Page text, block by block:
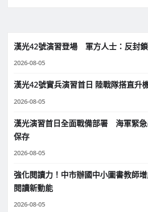
漢光42號演習登場 軍方人士：反封
2026-08-05
漢光42號實兵演習首日 陸戰隊搭直升
2026-08-05
漢光演習首日全面戰備部署 海軍緊
保存
2026-08-05
強化閱讀力！中市辦國中小圖書教師
閱讀新動能
2026-08-05